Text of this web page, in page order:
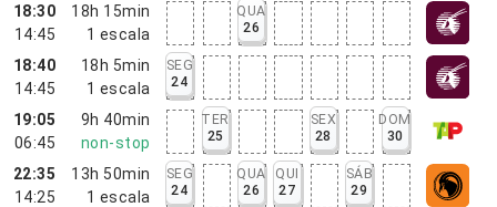
18:30
14:45
18h 15min
1 escala
QUA
26
18:40
14:45
18h 5min
1 escala
SEG
24
19:05
06:45
9h 40min
non-stop
TER
25
SEX
28
DOM
30
22:35
14:25
13h 50min
1 escala
SEG
24
QUA
26
QUI
27
SÁB
29